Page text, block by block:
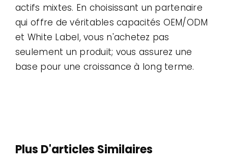
actifs mixtes. En choisissant un partenaire
qui offre de véritables capacités OEM/ODM
et White Label, vous n'achetez pas
seulement un produit; vous assurez une
base pour une croissance à long terme.
Plus D'articles Similaires